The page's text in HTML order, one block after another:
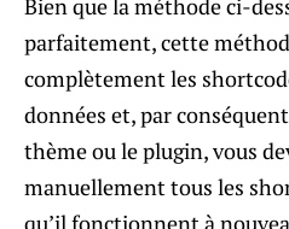
Bien que la méthode ci-
parfaitement, cette
complètement les
données et, par
thème ou le plugin, vous
manuellement tous les